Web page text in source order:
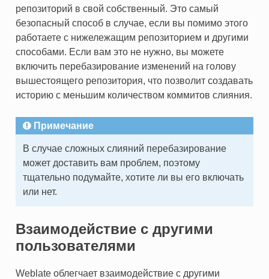
репозиторий в свой собственный. Это самый
безопасный способ в случае, если вы помимо этого
работаете с нижележащим репозиторием и другими
способами. Если вам это не нужно, вы можете
включить перебазирование изменений на голову
вышестоящего репозитория, что позволит создавать
историю с меньшим количеством коммитов слияния.
Примечание
В случае сложных слияний перебазирование
может доставить вам проблем, поэтому
тщательно подумайте, хотите ли вы его включать
или нет.
Взаимодействие с другими
пользователями
Weblate облегчает взаимодействие с другими